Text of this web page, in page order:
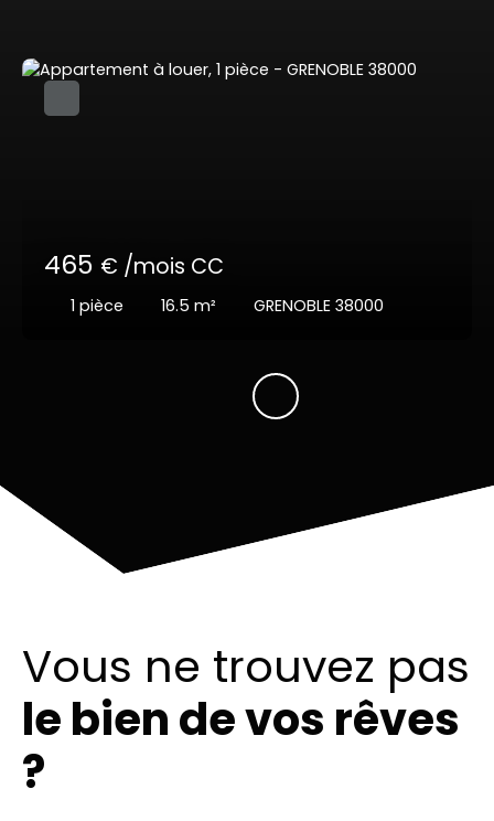
465 € /mois CC
1 pièce 16.5 m² GRENOBLE 38000
Vous ne trouvez pas
le bien de vos rêves
?